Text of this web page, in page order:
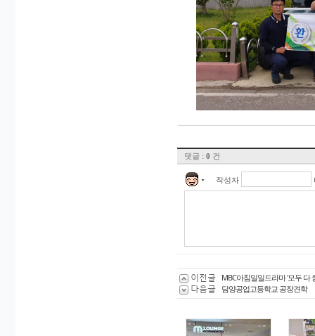
댓글 : 0 건
▼ 작성자
이전글 MBC아침일일드라마 '모두 다
다음글 담양공업고등학교 공장견학